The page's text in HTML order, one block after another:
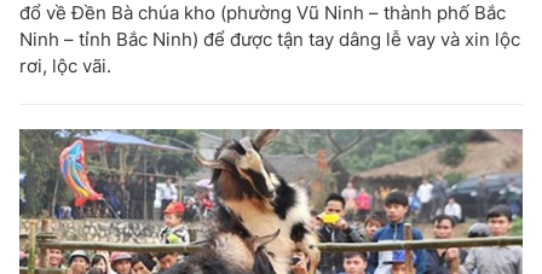
đổ về Đền Bà chúa kho (phường Vũ Ninh – thành phố Bắc
Ninh – tỉnh Bắc Ninh) để được tận tay dâng lễ vay và xin lộc
rơi, lộc vãi.